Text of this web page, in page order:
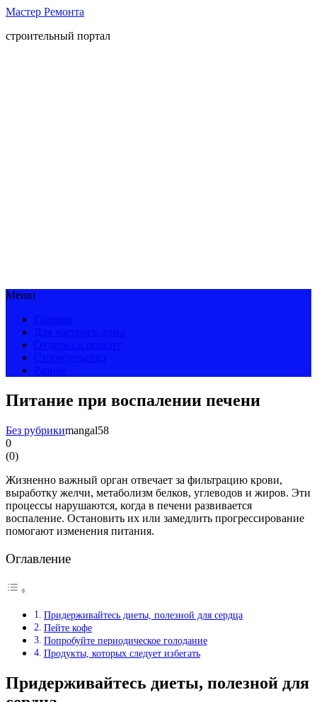
Мастер Ремонта
строительный портал
Меню
Питание при воспалении печени
Без рубрикиmangal58
0
(0)
Жизненно важный орган отвечает за фильтрацию крови,
выработку желчи, метаболизм белков, углеводов и жиров. Эти
процессы нарушаются, когда в печени развивается
воспаление. Остановить их или замедлить прогрессирование
помогают изменения питания.
Оглавление
Придерживайтесь диеты, полезной для сердца
Пейте кофе
Попробуйте периодическое голодание
Продукты, которых следует избегать
Придерживайтесь диеты, полезной для